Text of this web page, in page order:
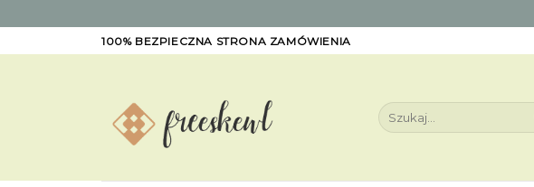
to
100% BEZPIECZNA STRONA ZAMÓWIENIA
Szukaj: